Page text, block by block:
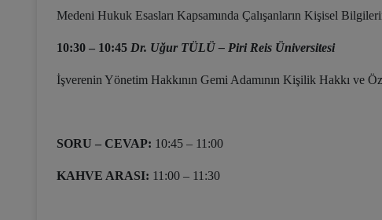
Medeni Hukuk Esasları Kapsamında Çalışanların Kişisel
10:30 – 10:45 Dr. Uğur TÜLÜ – Piri Reis Üniversitesi
İşverenin Yönetim Hakkının Gemi Adamının Kişilik Hakkı ve
SORU – CEVAP: 10:45 – 11:00
KAHVE ARASI: 11:00 – 11:30